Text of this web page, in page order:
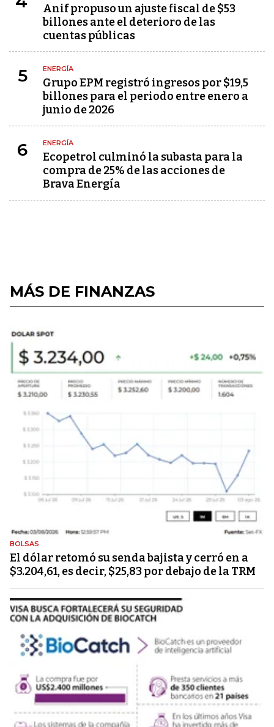
Anif propuso un ajuste fiscal de $53
billones ante el deterioro de las
cuentas públicas
5 ENERGÍA
Grupo EPM registró ingresos por $19,5
billones para el periodo entre enero a
junio de 2026
6 ENERGÍA
Ecopetrol culminó la subasta para la
compra de 25% de las acciones de
Brava Energía
MÁS DE FINANZAS
BOLSAS
El dólar retomó su senda bajista y cerró en a
$3.204,61, es decir, $25,83 por debajo de la TRM